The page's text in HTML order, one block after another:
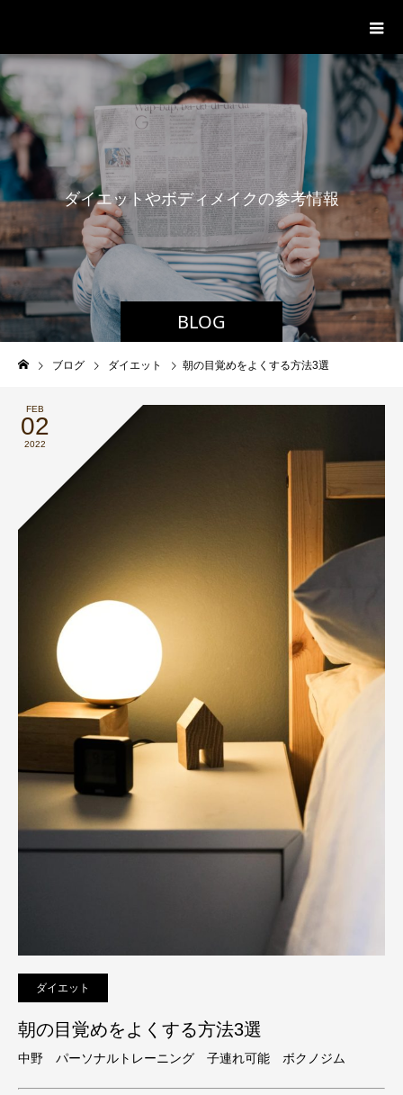
BLOG
ダイエットやボディメイクの参考情報
ブログ ダイエット 朝の目覚めをよくする方法3選
FEB
02
2022
ダイエット
朝の目覚めをよくする方法3選
中野 パーソナルトレーニング 子連れ可能 ボクノジム